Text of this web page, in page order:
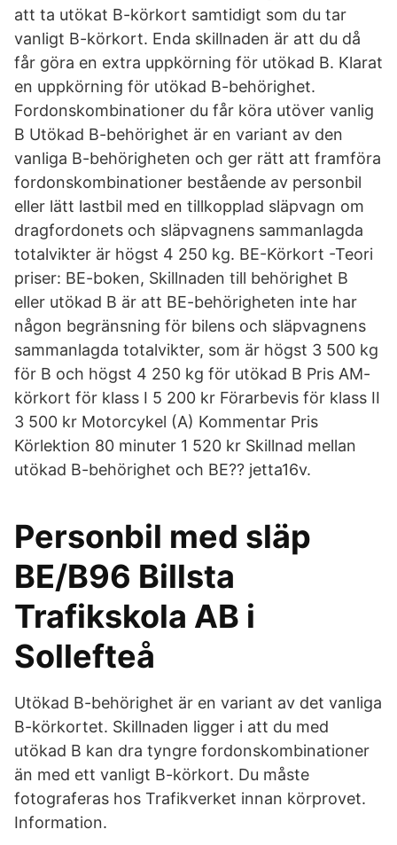
att ta utökat B-körkort samtidigt som du tar
vanligt B-körkort. Enda skillnaden är att du då
får göra en extra uppkörning för utökad B. Klarat
en uppkörning för utökad B-behörighet.
Fordonskombinationer du får köra utöver vanlig
B Utökad B-behörighet är en variant av den
vanliga B-behörigheten och ger rätt att framföra
fordonskombinationer bestående av personbil
eller lätt lastbil med en tillkopplad släpvagn om
dragfordonets och släpvagnens sammanlagda
totalvikter är högst 4 250 kg. BE-Körkort -Teori
priser: BE-boken, Skillnaden till behörighet B
eller utökad B är att BE-behörigheten inte har
någon begränsning för bilens och släpvagnens
sammanlagda totalvikter, som är högst 3 500 kg
för B och högst 4 250 kg för utökad B Pris AM-
körkort för klass I 5 200 kr Förarbevis för klass II
3 500 kr Motorcykel (A) Kommentar Pris
Körlektion 80 minuter 1 520 kr Skillnad mellan
utökad B-behörighet och BE?? jetta16v.
Personbil med släp
BE/B96 Billsta
Trafikskola AB i
Sollefteå
Utökad B-behörighet är en variant av det vanliga
B-körkortet. Skillnaden ligger i att du med
utökad B kan dra tyngre fordonskombinationer
än med ett vanligt B-körkort. Du måste
fotograferas hos Trafikverket innan körprovet.
Information.